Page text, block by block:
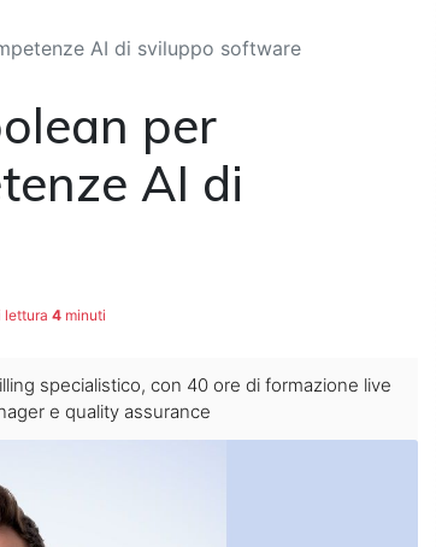
AI di sviluppo software
per
AI di
lettura 4 minuti
specialistico, con 40 ore di formazione live
e quality assurance